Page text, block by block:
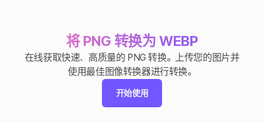
将 PNG 转换为 WEBP
在线获取快速、高质量的 PNG 转换。上传您的图片并
使用最佳图像转换器进行转换。
开始使用